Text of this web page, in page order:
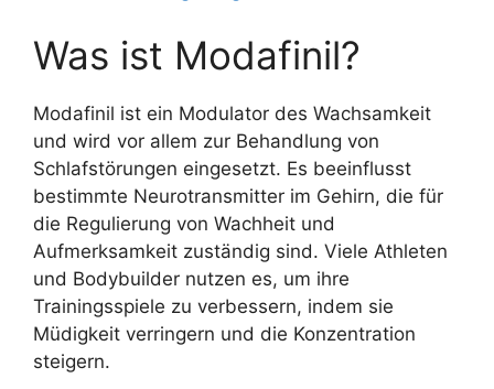
Was ist Modafinil?
Modafinil ist ein Modulator des Wachsamkeit
und wird vor allem zur Behandlung von
Schlafstörungen eingesetzt. Es beeinflusst
bestimmte Neurotransmitter im Gehirn, die für
die Regulierung von Wachheit und
Aufmerksamkeit zuständig sind. Viele Athleten
und Bodybuilder nutzen es, um ihre
Trainingsspiele zu verbessern, indem sie
Müdigkeit verringern und die Konzentration
steigern.